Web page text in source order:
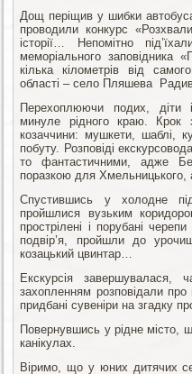
Дощ періщив у шибки
проводили конкурс
історії… Непомітно
меморіального заповідника
кілька кілометрів від
області – село Пляшева
Перехоплюючи подих, діти
минуле рідного краю. Крок
козаччини: мушкети, шаблі,
побуту. Розповіді
то фантастичними, адже
поразкою для
Спустившись у холодне
пройшлися вузьким
прострілені і порубані
подвір’я, пройшли до
козацький цвинтар…
Екскурсія
захопленням розповідали
придбані сувеніри на згадку
Повернувшись у рідне місто,
канікулах.
Віримо, що у юних дитячих